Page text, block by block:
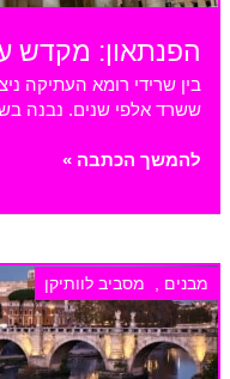
הפנתאון: מקדש
בין שרידי רומא העתיקה
ששרד אלפי שנים. נבנה
הפנתאון:
עתיק
רומא
להמשך הכתבה »
מבנים מסביב לוותיקן